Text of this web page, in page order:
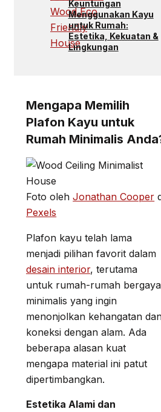
Keuntungan
Menggunakan Kayu
untuk Rumah:
Estetika, Kekuatan &
Lingkungan
Mengapa Memilih
Plafon Kayu untuk
Rumah Minimalis
Foto olehJonathan Cooper
Pexels
Plafon kayu telah lama
menjadi pilihan favorit dalam
desain interior, terutama
untuk rumah-rumah bergaya
minimalis yang ingin
menonjolkan kehangatan
koneksi dengan alam. Ada
beberapa alasan kuat
mengapa material ini patut
dipertimbangkan.
Estetika Alami dan